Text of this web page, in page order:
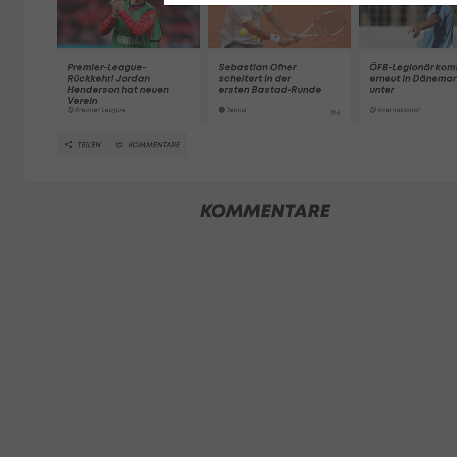
Premier-League-
Rückkehr! Jordan
Henderson hat neuen
Verein
Premier League
Sebastian Ofner
scheitert in der
ersten Bastad-Runde
Tennis 6
ÖFB-Legionär
erneut in
unter
International
TEILEN KOMMENTARE
KOMMENTARE